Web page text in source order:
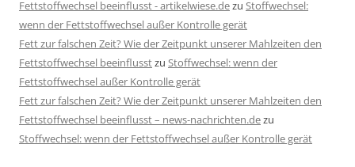
Fettstoffwechsel beeinflusst - artikelwiese.dezu Stoffwechsel:
wenn der Fettstoffwechsel außer Kontrolle gerät
Fett zur falschen Zeit? Wie der Zeitpunkt unserer Mahlzeiten den
Fettstoffwechsel beeinflusstzu Stoffwechsel: wenn der
Fettstoffwechsel außer Kontrolle gerät
Fett zur falschen Zeit? Wie der Zeitpunkt unserer Mahlzeiten den
Fettstoffwechsel beeinflusst – news-nachrichten.dezu
Stoffwechsel: wenn der Fettstoffwechsel außer Kontrolle gerät